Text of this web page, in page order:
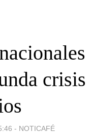
crisis
- NOTICAFÉ